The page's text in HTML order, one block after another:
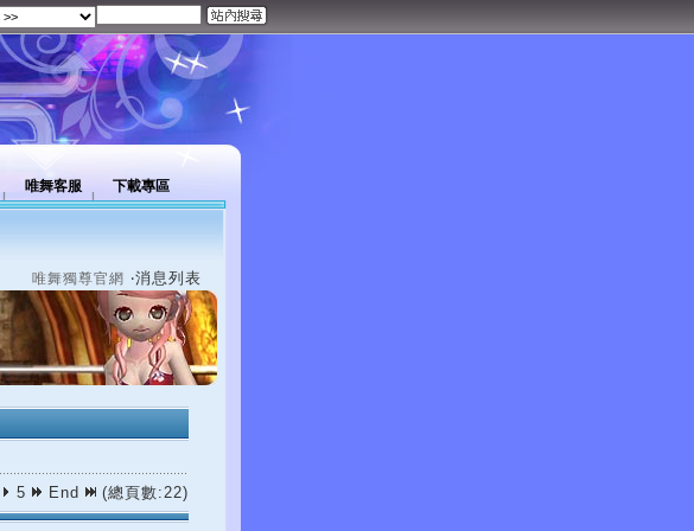
唯舞客服 下載專區
唯舞獨尊官網 ‧消息列表
5 End (總頁數:22)